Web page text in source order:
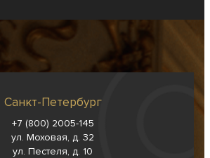
Санкт-Петербург
+7 (800) 2005-145
ул. Моховая, д. 32
ул. Пестеля, д. 10